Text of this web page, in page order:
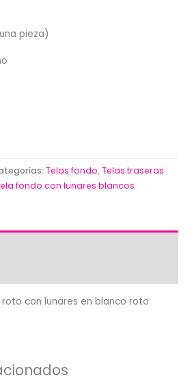
pieza)
Telas fondo,Telas traseras
fondo con lunares blancos
con lunares en blanco roto